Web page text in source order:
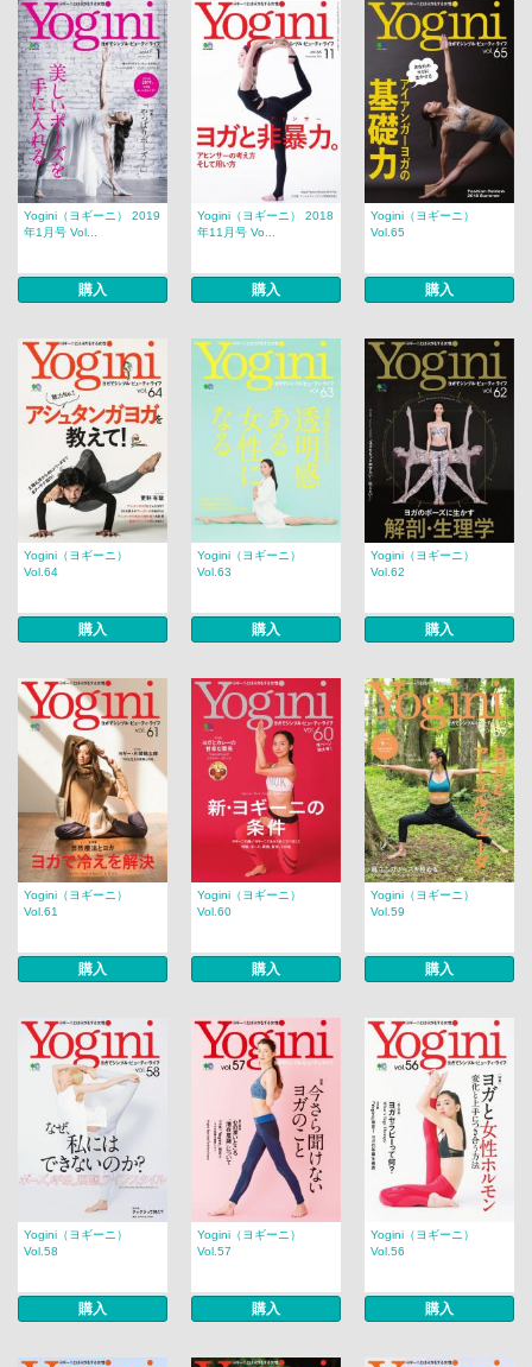
Yogini（ヨギーニ） 2019
年1月号 Vol...
購入
Yogini（ヨギーニ） 2018
年11月号 Vo...
購入
Yogini（ヨギーニ）
Vol.65
購入
Yogini（ヨギーニ）
Vol.64
購入
Yogini（ヨギーニ）
Vol.63
購入
Yogini（ヨギーニ）
Vol.62
購入
Yogini（ヨギーニ）
Vol.61
購入
Yogini（ヨギーニ）
Vol.60
購入
Yogini（ヨギーニ）
Vol.59
購入
Yogini（ヨギーニ）
Vol.58
購入
Yogini（ヨギーニ）
Vol.57
購入
Yogini（ヨギーニ）
Vol.56
購入